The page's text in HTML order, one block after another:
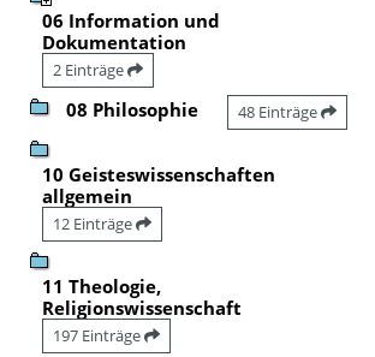
06 Information und
Dokumentation
2 Einträge
08 Philosophie 48 Einträge
10 Geisteswissenschaften
allgemein
12 Einträge
11 Theologie,
Religionswissenschaft
197 Einträge